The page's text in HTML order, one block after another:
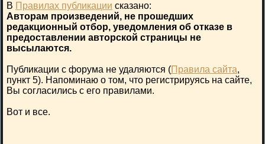
В Правилах публикации сказано:
Авторам произведений, не прошедших
редакционный отбор, уведомления об отказе в
предоставлении авторской страницы не
высылаются.
Публикации с форума не удаляются (Правила сайта,
пункт 5). Напоминаю о том, что регистрируясь на сайте,
Вы согласились с его правилами.
Вот и все.